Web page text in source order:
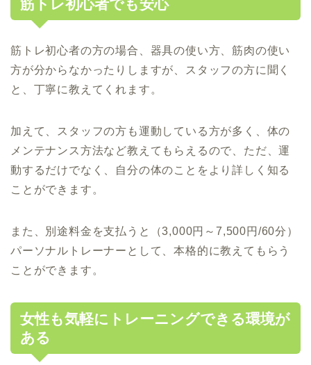
筋トレ初心者でも安心
筋トレ初心者の方の場合、器具の使い方、筋肉の使い
方が分からなかったりしますが、スタッフの方に聞く
と、丁寧に教えてくれます。
加えて、スタッフの方も運動している方が多く、体の
メンテナンス方法など教えてもらえるので、ただ、運
動するだけでなく、自分の体のことをより詳しく知る
ことができます。
また、別途料金を支払うと（3,000円～7,500円/60分）
パーソナルトレーナーとして、本格的に教えてもらう
ことができます。
女性も気軽にトレーニングできる環境が
ある